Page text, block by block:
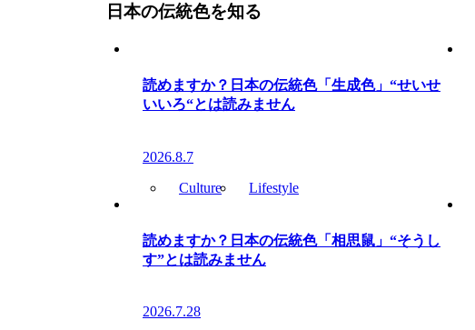
日本の伝統色を知る
読めますか？日本の伝統色「生成色」“せいせ
いいろ“とは読みません
2026.8.7
Culture
Lifestyle
読めますか？日本の伝統色「相思鼠」“そうし
す”とは読みません
2026.7.28